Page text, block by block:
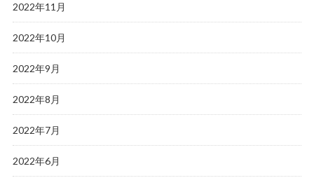
2022年11月
2022年10月
2022年9月
2022年8月
2022年7月
2022年6月